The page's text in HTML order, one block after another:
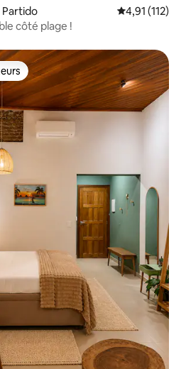
Partido Évaluation
4,91 (112)
côté plage !
les plus appréciés